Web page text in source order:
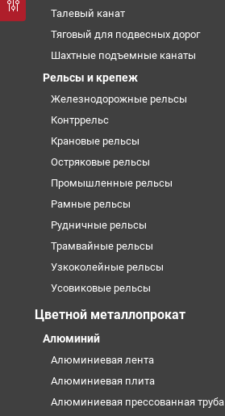
Талевый канат
Тяговый для подвесных дорог
Шахтные подъемные канаты
Рельсы и крепеж
Железнодорожные рельсы
Контррельс
Крановые рельсы
Остряковые рельсы
Промышленные рельсы
Рамные рельсы
Рудничные рельсы
Трамвайные рельсы
Узкоколейные рельсы
Усовиковые рельсы
Цветной металлопрокат
Алюминий
Алюминиевая лента
Алюминиевая плита
Алюминиевая прессованная труба